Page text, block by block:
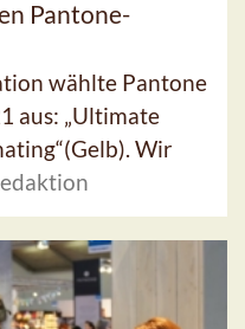
Pantone-
wählte Pantone
aus: „Ultimate
Wir